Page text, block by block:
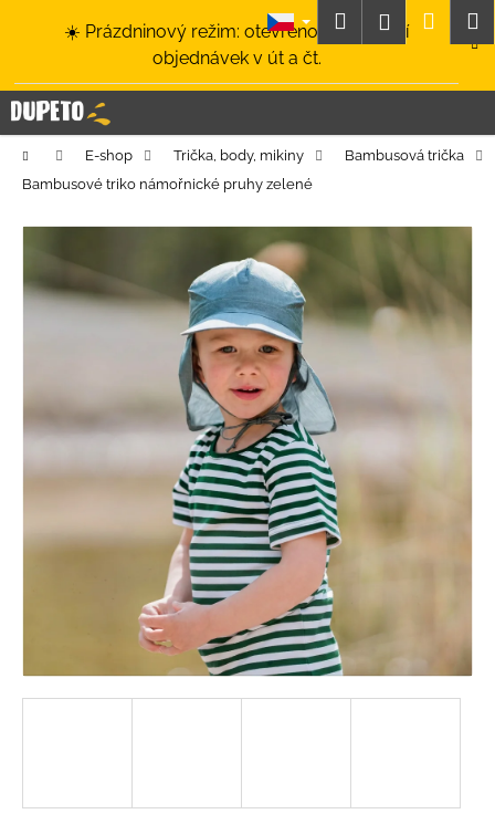
☀️ Prázdninový režim: otevřeno a odesílání
objednávek v út a čt.
HledatPřihlášení
Domů E-shop Trička, body, mikiny
Bambusová trička
Bambusové triko námořnické pruhy zelené
í
k C
o
p
t
e
e
t
e
j